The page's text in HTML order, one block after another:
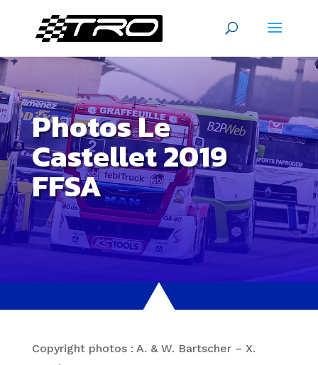
Photos Le
Castellet 2019
FFSA
Copyright photos : A. & W. Bartscher – X.